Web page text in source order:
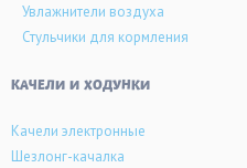
Увлажнители воздуха
Стульчики для кормления
KАЧЕЛИ И ХОДУНКИ
Качели электронные
Шезлонг-качалка